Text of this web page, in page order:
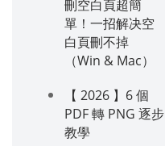
刪空白頁超簡
單！一招解决空
白頁刪不掉
（Win & Mac）
【 2026 】6 個
PDF 轉 PNG 逐步
教學